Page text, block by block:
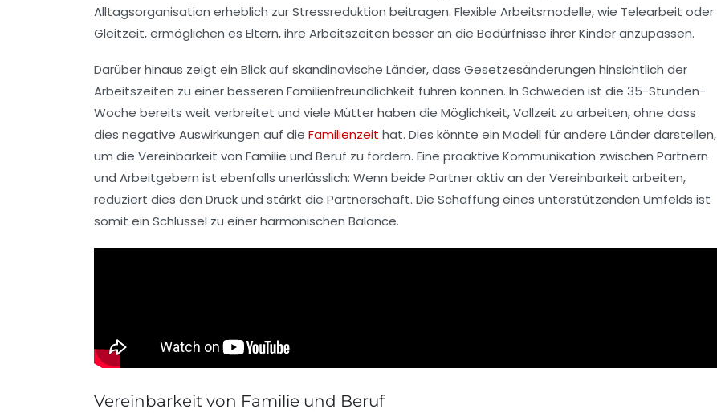
Alltagsorganisation erheblich zur Stressreduktion beitragen. Flexible Arbeitsmodelle, wie Telearbeit oder
Gleitzeit, ermöglichen es Eltern, ihre Arbeitszeiten besser an die Bedürfnisse ihrer Kinder anzupassen.
Darüber hinaus zeigt ein Blick auf skandinavische Länder, dass Gesetzesänderungen hinsichtlich der
Arbeitszeiten zu einer besseren Familienfreundlichkeit führen können. In Schweden ist die 35-Stunden-
Woche bereits weit verbreitet und viele Mütter haben die Möglichkeit, Vollzeit zu arbeiten, ohne dass
dies negative Auswirkungen auf die Familienzeit hat. Dies könnte ein Modell für andere Länder darstellen,
um die Vereinbarkeit von Familie und Beruf zu fördern. Eine proaktive Kommunikation zwischen Partnern
und Arbeitgebern ist ebenfalls unerlässlich: Wenn beide Partner aktiv an der Vereinbarkeit arbeiten,
reduziert dies den Druck und stärkt die Partnerschaft. Die Schaffung eines unterstützenden Umfelds ist
somit ein Schlüssel zu einer harmonischen Balance.
Vereinbarkeit von Familie und Beruf